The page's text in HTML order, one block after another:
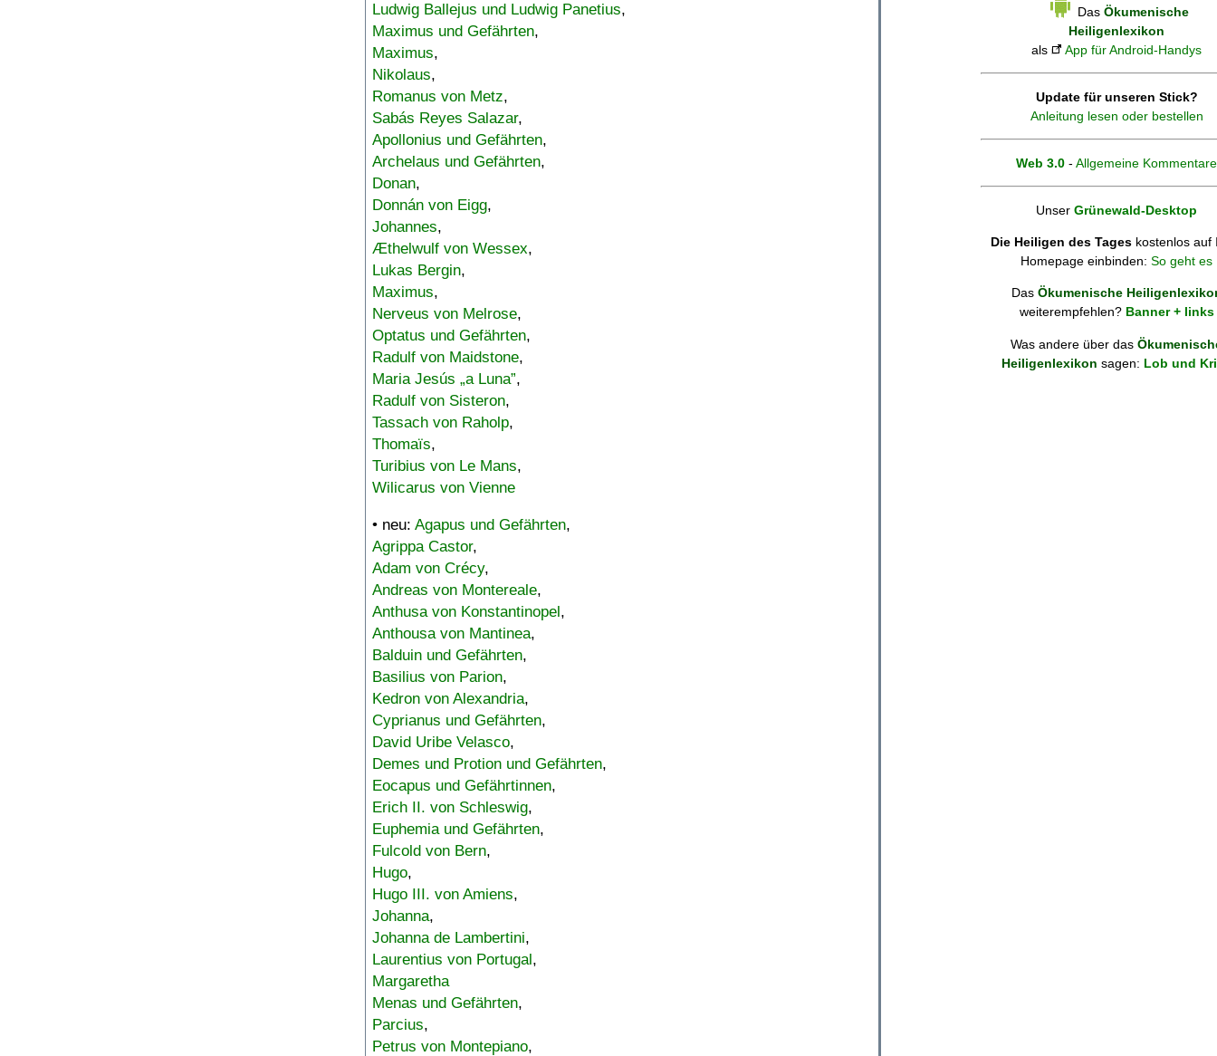
Ludwig Ballejus und Ludwig Panetius,
Maximus und Gefährten,
Maximus,
Nikolaus,
Romanus von Metz,
Sabás Reyes Salazar,
Apollonius und Gefährten,
Archelaus und Gefährten,
Donan,
Donnán von Eigg,
Johannes,
Æthelwulf von Wessex,
Lukas Bergin,
Maximus,
Nerveus von Melrose,
Optatus und Gefährten,
Radulf von Maidstone,
Maria Jesús „a Luna”,
Radulf von Sisteron,
Tassach von Raholp,
Thomaïs,
Turibius von Le Mans,
Wilicarus von Vienne
• neu: Agapus und Gefährten,
Agrippa Castor,
Adam von Crécy,
Andreas von Montereale,
Anthusa von Konstantinopel,
Anthousa von Mantinea,
Balduin und Gefährten,
Basilius von Parion,
Kedron von Alexandria,
Cyprianus und Gefährten,
David Uribe Velasco,
Demes und Protion und Gefährten,
Eocapus und Gefährtinnen,
Erich II. von Schleswig,
Euphemia und Gefährten,
Fulcold von Bern,
Hugo,
Hugo III. von Amiens,
Johanna,
Johanna de Lambertini,
Laurentius von Portugal,
Margaretha
Menas und Gefährten,
Parcius,
Petrus von Montepiano,
Das Ökumenische
Heiligenlexikon
als
App für Android-Handys
Update für unseren Stick?
Anleitung lesen oder bestellen
Web 3.0 - Allgemeine Kommentare
Unser Grünewald-Desktop
Die Heiligen des Tages kostenlos auf
Homepage einbinden: So geht es
Das Ökumenische
weiterempfehlen? Banner + links
Was andere über das
Heiligenlexikon sagen: Lob und